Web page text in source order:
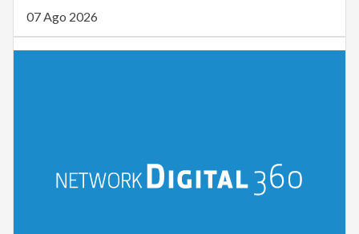
07 Ago 2026